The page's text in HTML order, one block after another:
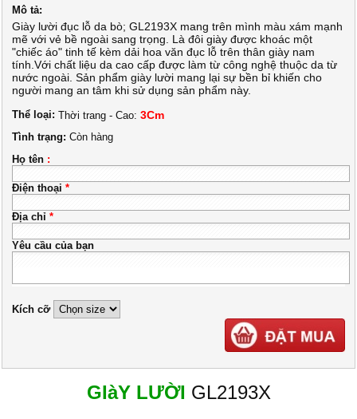
Mô tả:
Giày lười đục lỗ da bò; GL2193X mang trên mình màu xám mạnh
mẽ với vẻ bề ngoài sang trọng. Là đôi giày được khoác một
"chiếc áo" tinh tế kèm dải hoa văn đục lỗ trên thân giày nam
tính.Với chất liệu da cao cấp được làm từ công nghệ thuộc da từ
nước ngoài. Sản phẩm giày lười mang lại sự bền bỉ khiến cho
người mang an tâm khi sử dụng sản phẩm này.
Thể loại: Thời trang - Cao: 3Cm
Tình trạng: Còn hàng
Họ tên :
Điện thoại *
Địa chỉ *
Yêu cầu của bạn
Kích cỡ
GIàY LƯỜI GL2193X